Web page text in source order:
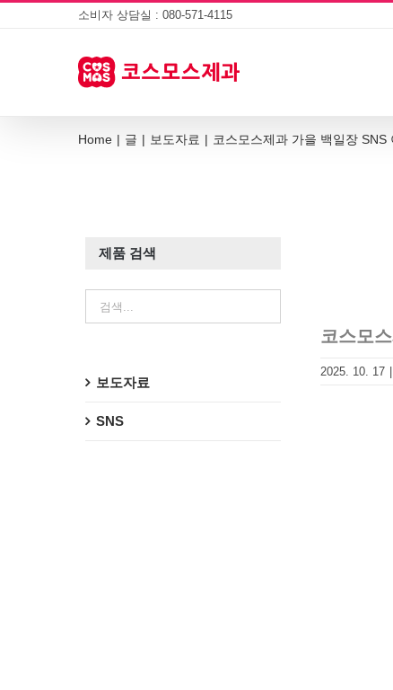
소비자 상담실 : 080-571-4115
Home | 글 | 보도자료 | 코스모스제과 가을 백일장 SNS
코스모
2025. 10. 17
제품 검색
보도자료
SNS